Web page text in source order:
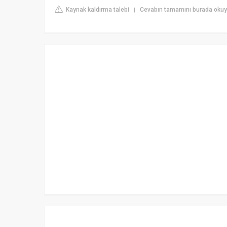
Kaynak kaldırma talebi | Cevabın tamamını burada